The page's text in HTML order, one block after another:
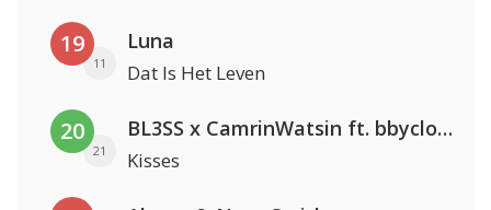
19
11
Luna
Dat Is Het Leven
20
21
BL3SS x CamrinWatsin ft. bbyclose
Kisses